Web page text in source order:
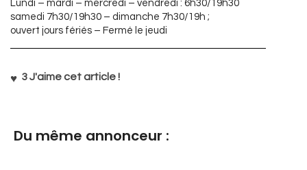
Lundi – mardi – mercredi – vendredi : 6h30/19h30
samedi 7h30/19h30 – dimanche 7h30/19h ;
ouvert jours fériés – Fermé le jeudi
3J'aime cet article !
Du même annonceur :